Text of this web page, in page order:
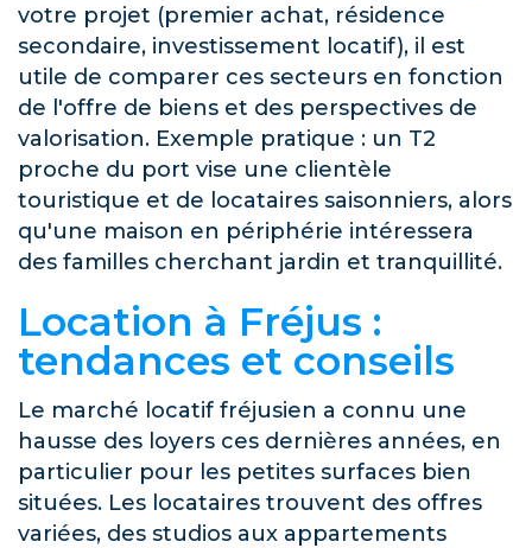
votre projet (premier achat, résidence
secondaire, investissement locatif), il est
utile de comparer ces secteurs en fonction
de l'offre de biens et des perspectives de
valorisation. Exemple pratique : un T2
proche du port vise une clientèle
touristique et de locataires saisonniers, alors
qu'une maison en périphérie intéressera
des familles cherchant jardin et tranquillité.
Location à Fréjus :
tendances et conseils
Le marché locatif fréjusien a connu une
hausse des loyers ces dernières années, en
particulier pour les petites surfaces bien
situées. Les locataires trouvent des offres
variées, des studios aux appartements